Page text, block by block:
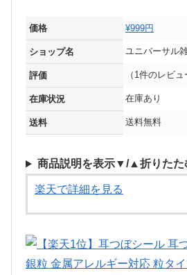
価格 ¥999円
ショップ名 ユニバーサル
評価 （1件のレビュ
在庫状況 在庫あり
送料 送料無料
商品説明を表示▼/▲折りたた
楽天で詳細を見る